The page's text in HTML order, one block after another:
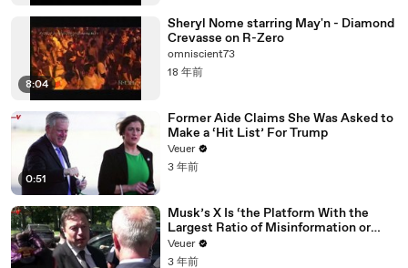
8:04
Sheryl Nome starring May'n - Diamond
Crevasse on R-Zero
omniscient73
18 年前
0:51
Former Aide Claims She Was Asked to
Make a ‘Hit List’ For Trump
Veuer
3 年前
Musk’s X Is ‘the Platform With the
Largest Ratio of Misinformation or
Disinformation’ Amongst All Social
Media Platforms
Veuer
3 年前